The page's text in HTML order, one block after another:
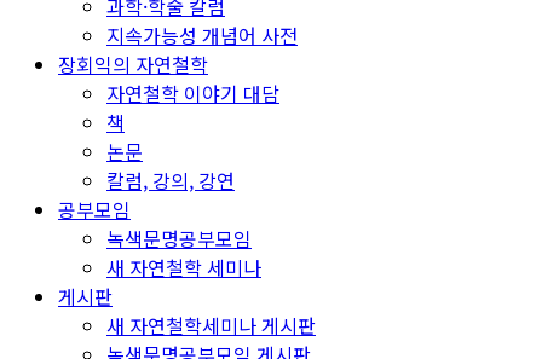
과학·학술 칼럼
지속가능성 개념어 사전
장회익의 자연철학
자연철학 이야기 대담
책
논문
칼럼, 강의, 강연
공부모임
녹색문명공부모임
새 자연철학 세미나
게시판
새 자연철학세미나 게시판